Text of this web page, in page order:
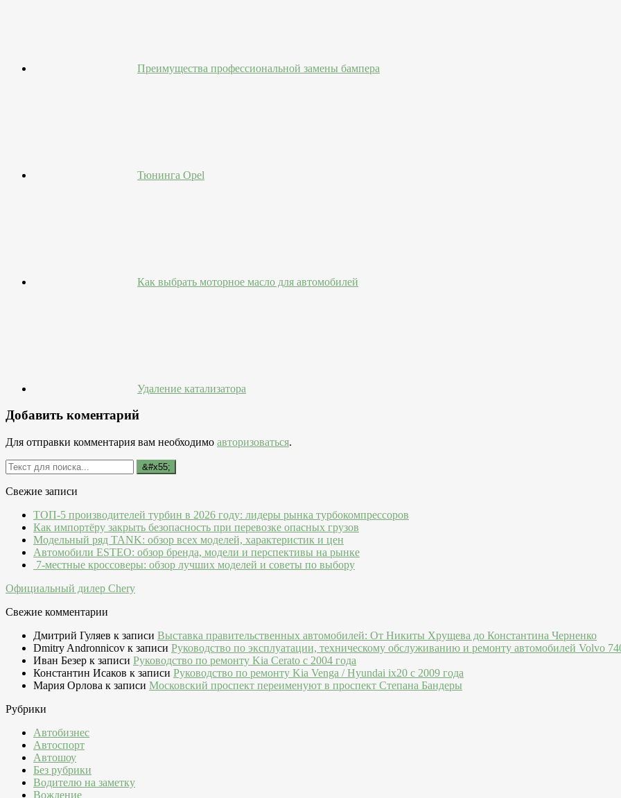
Преимущества профессиональной замены бампера
Тюнинга Opel
Как выбрать моторное масло для автомобилей
Удаление катализатора
Добавить коментарий
Для отправки комментария вам необходимо авторизоваться.
Свежие записи
ТОП-5 производителей турбин в 2026 году: лидеры рынка турбокомпрессоров
Как импортёру закрыть безопасность при перевозке опасных грузов
Модельный ряд TANK: обзор всех моделей, характеристик и цен
Автомобили ESTEO: обзор бренда, модели и перспективы на рынке
7-местные кроссоверы: обзор лучших моделей и советы по выбору
Официальный дилер Chery
Свежие комментарии
Дмитрий Гуляев к записи Выставка правительственных автомобилей: От Никиты Хрущева до Константина Черненко
Dmitry Andronnicov к записи Руководство по эксплуатации, техническому обслуживанию и ремонту автомобилей Volvo
Иван Безер к записи Руководство по ремонту Kia Cerato c 2004 года
Константин Исаков к записи Руководство по ремонту Kia Venga / Hyundai ix20 c 2009 года
Мария Орлова к записи Московский проспект переименуют в проспект Степана Бандеры
Рубрики
Автобизнес
Автоспорт
Автошоу
Без рубрики
Водителю на заметку
Вождение